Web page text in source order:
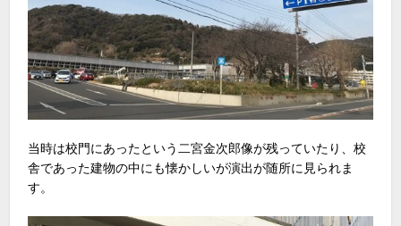
当時は校門にあったという二宮金次郎像が残っていたり、校
舎であった建物の中にも懐かしいが演出が随所に見られま
す。